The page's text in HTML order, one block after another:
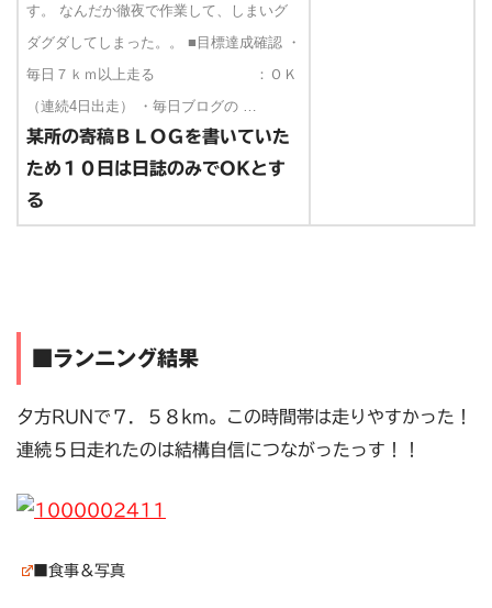
す。 なんだか徹夜で作業して、しまいグ
ダグダしてしまった。。 ■目標達成確認 ・
毎日７ｋｍ以上走る ：ＯＫ
（連続4日出走） ・毎日ブログの …
某所の寄稿ＢＬＯＧを書いていた
ため１０日は日誌のみでOKとす
る
■ランニング結果
夕方RUNで７．５８km。この時間帯は走りやすかった！
連続５日走れたのは結構自信につながったっす！！
■食事＆写真